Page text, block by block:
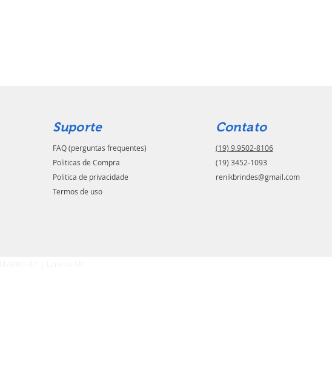
Suporte
FAQ (perguntas frequentes)
Politicas de Compra
Politica de privacidade
Termos de uso
Contato
(19) 9.9502-8106
(19) 3452-1093
renikbrindes@gmail.com